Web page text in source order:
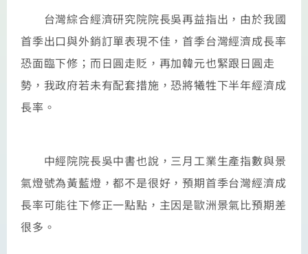
台灣綜合經濟研究院院長吳再益指出，由於我國
首季出口與外銷訂單表現不佳，首季台灣經濟成長率
恐面臨下修；而日圓走貶，再加韓元也緊跟日圓走
勢，我政府若未有配套措施，恐將犧牲下半年經濟成
長率。
中經院院長吳中書也說，三月工業生產指數與景
氣燈號為黃藍燈，都不是很好，預期首季台灣經濟成
長率可能往下修正一點點，主因是歐洲景氣比預期差
很多。